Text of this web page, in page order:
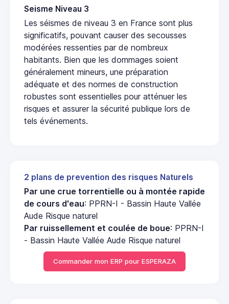
Seisme Niveau 3
Les séismes de niveau 3 en France sont plus
significatifs, pouvant causer des secousses
modérées ressenties par de nombreux
habitants. Bien que les dommages soient
généralement mineurs, une préparation
adéquate et des normes de construction
robustes sont essentielles pour atténuer les
risques et assurer la sécurité publique lors de
tels événements.
2 plans de prevention des risques Naturels
Par une crue torrentielle ou à montée rapide
de cours d'eau: PPRN-I - Bassin Haute Vallée
Aude Risque naturel
Par ruissellement et coulée de boue: PPRN-I
- Bassin Haute Vallée Aude Risque naturel
Commander mon ERP pour ESPERAZA